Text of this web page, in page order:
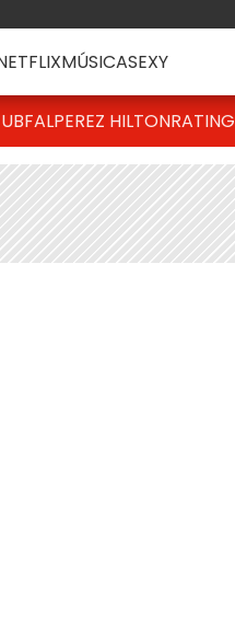
MÚSICASEXY
PEREZ HILTONRATING